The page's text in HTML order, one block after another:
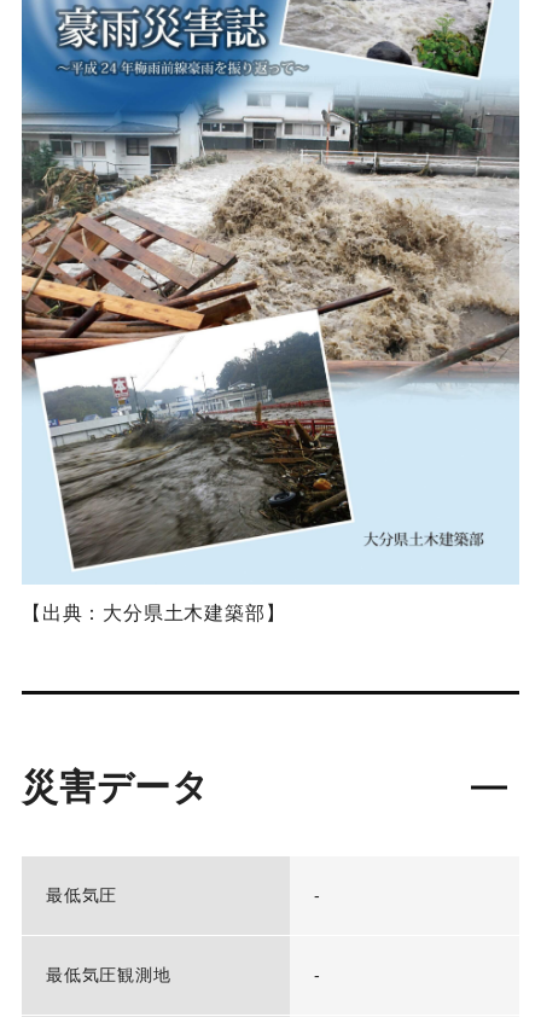
【出典：大分県土木建築部】
災害データ
最低気圧 -
最低気圧観測地 -